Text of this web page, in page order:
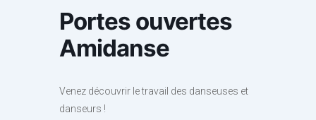
Portes ouvertes
Amidanse
Venez découvrir le travail des danseuses et
danseurs !